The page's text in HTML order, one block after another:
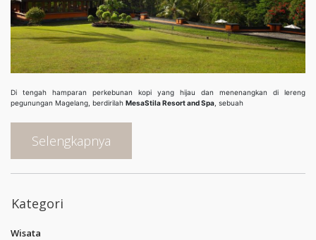
Di tengah hamparan perkebunan kopi yang hijau dan menenangkan di lereng
pegunungan Magelang, berdirilah MesaStila Resort and Spa , sebuah
Selengkapnya
Kategori
Wisata